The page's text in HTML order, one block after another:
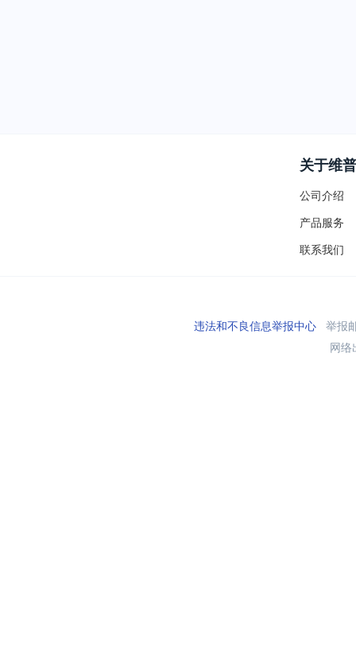
关于维普
公司介绍
产品服务
联系我们
违法和不良信息举报中心举报
网